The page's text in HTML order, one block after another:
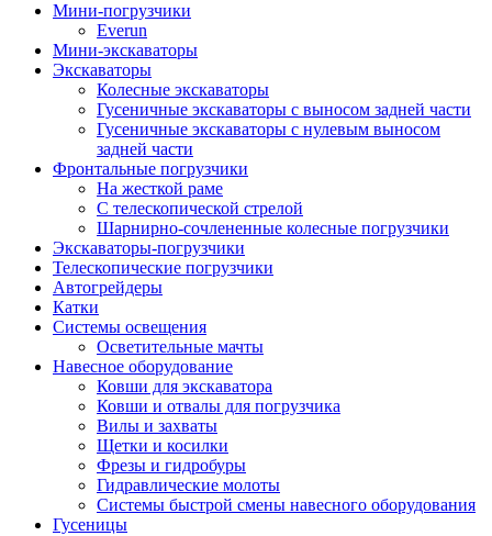
Мини-погрузчики
Everun
Мини-экскаваторы
Экскаваторы
Колесные экскаваторы
Гусеничные экскаваторы с выносом задней части
Гусеничные экскаваторы с нулевым выносом
задней части
Фронтальные погрузчики
На жесткой раме
С телескопической стрелой
Шарнирно-сочлененные колесные погрузчики
Экскаваторы-погрузчики
Телескопические погрузчики
Автогрейдеры
Катки
Системы освещения
Осветительные мачты
Навесное оборудование
Ковши для экскаватора
Ковши и отвалы для погрузчика
Вилы и захваты
Щетки и косилки
Фрезы и гидробуры
Гидравлические молоты
Системы быстрой смены навесного оборудования
Гусеницы